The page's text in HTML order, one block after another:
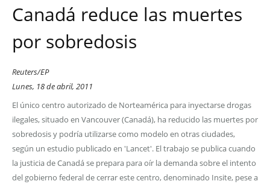
Canadá reduce las muertes
por sobredosis
Reuters/EP
Lunes, 18 de abril, 2011
El único centro autorizado de Norteamérica para inyectarse drogas
ilegales, situado en Vancouver (Canadá), ha reducido las muertes por
sobredosis y podría utilizarse como modelo en otras ciudades,
según un estudio publicado en 'Lancet'. El trabajo se publica cuando
la justicia de Canadá se prepara para oír la demanda sobre el intento
del gobierno federal de cerrar este centro, denominado Insite, pese a